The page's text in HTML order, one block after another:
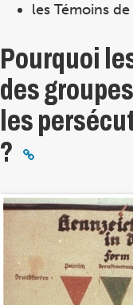
les Témoins
Pourquoi
des
les
?